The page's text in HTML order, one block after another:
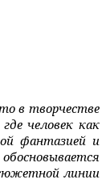
в творчестве
человек как
фантазией и
линии